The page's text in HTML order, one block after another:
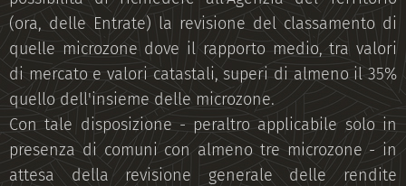
(ora, delle Entrate) la revisione del classamento di
quelle microzone dove il rapporto medio, tra valori
di mercato e valori catastali, superi di almeno il 35%
quello dell'insieme delle microzone.
Con tale disposizione - peraltro applicabile solo in
presenza di comuni con almeno tre microzone - in
attesa della revisione generale delle rendite